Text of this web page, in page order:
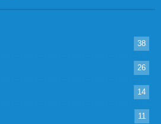
38
26
14
11